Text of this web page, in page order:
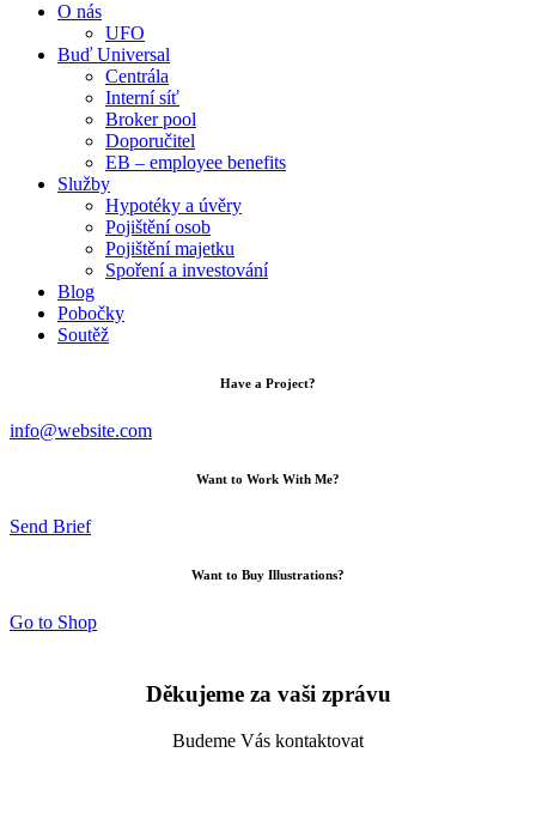
O nás
UFO
Buď Universal
Centrála
Interní síť
Broker pool
Doporučitel
EB – employee benefits
Služby
Hypotéky a úvěry
Pojištění osob
Pojištění majetku
Spoření a investování
Blog
Pobočky
Soutěž
Have a Project?
info@website.com
Want to Work With Me?
Send Brief
Want to Buy Illustrations?
Go to Shop
Děkujeme za vaši zprávu
Budeme Vás kontaktovat